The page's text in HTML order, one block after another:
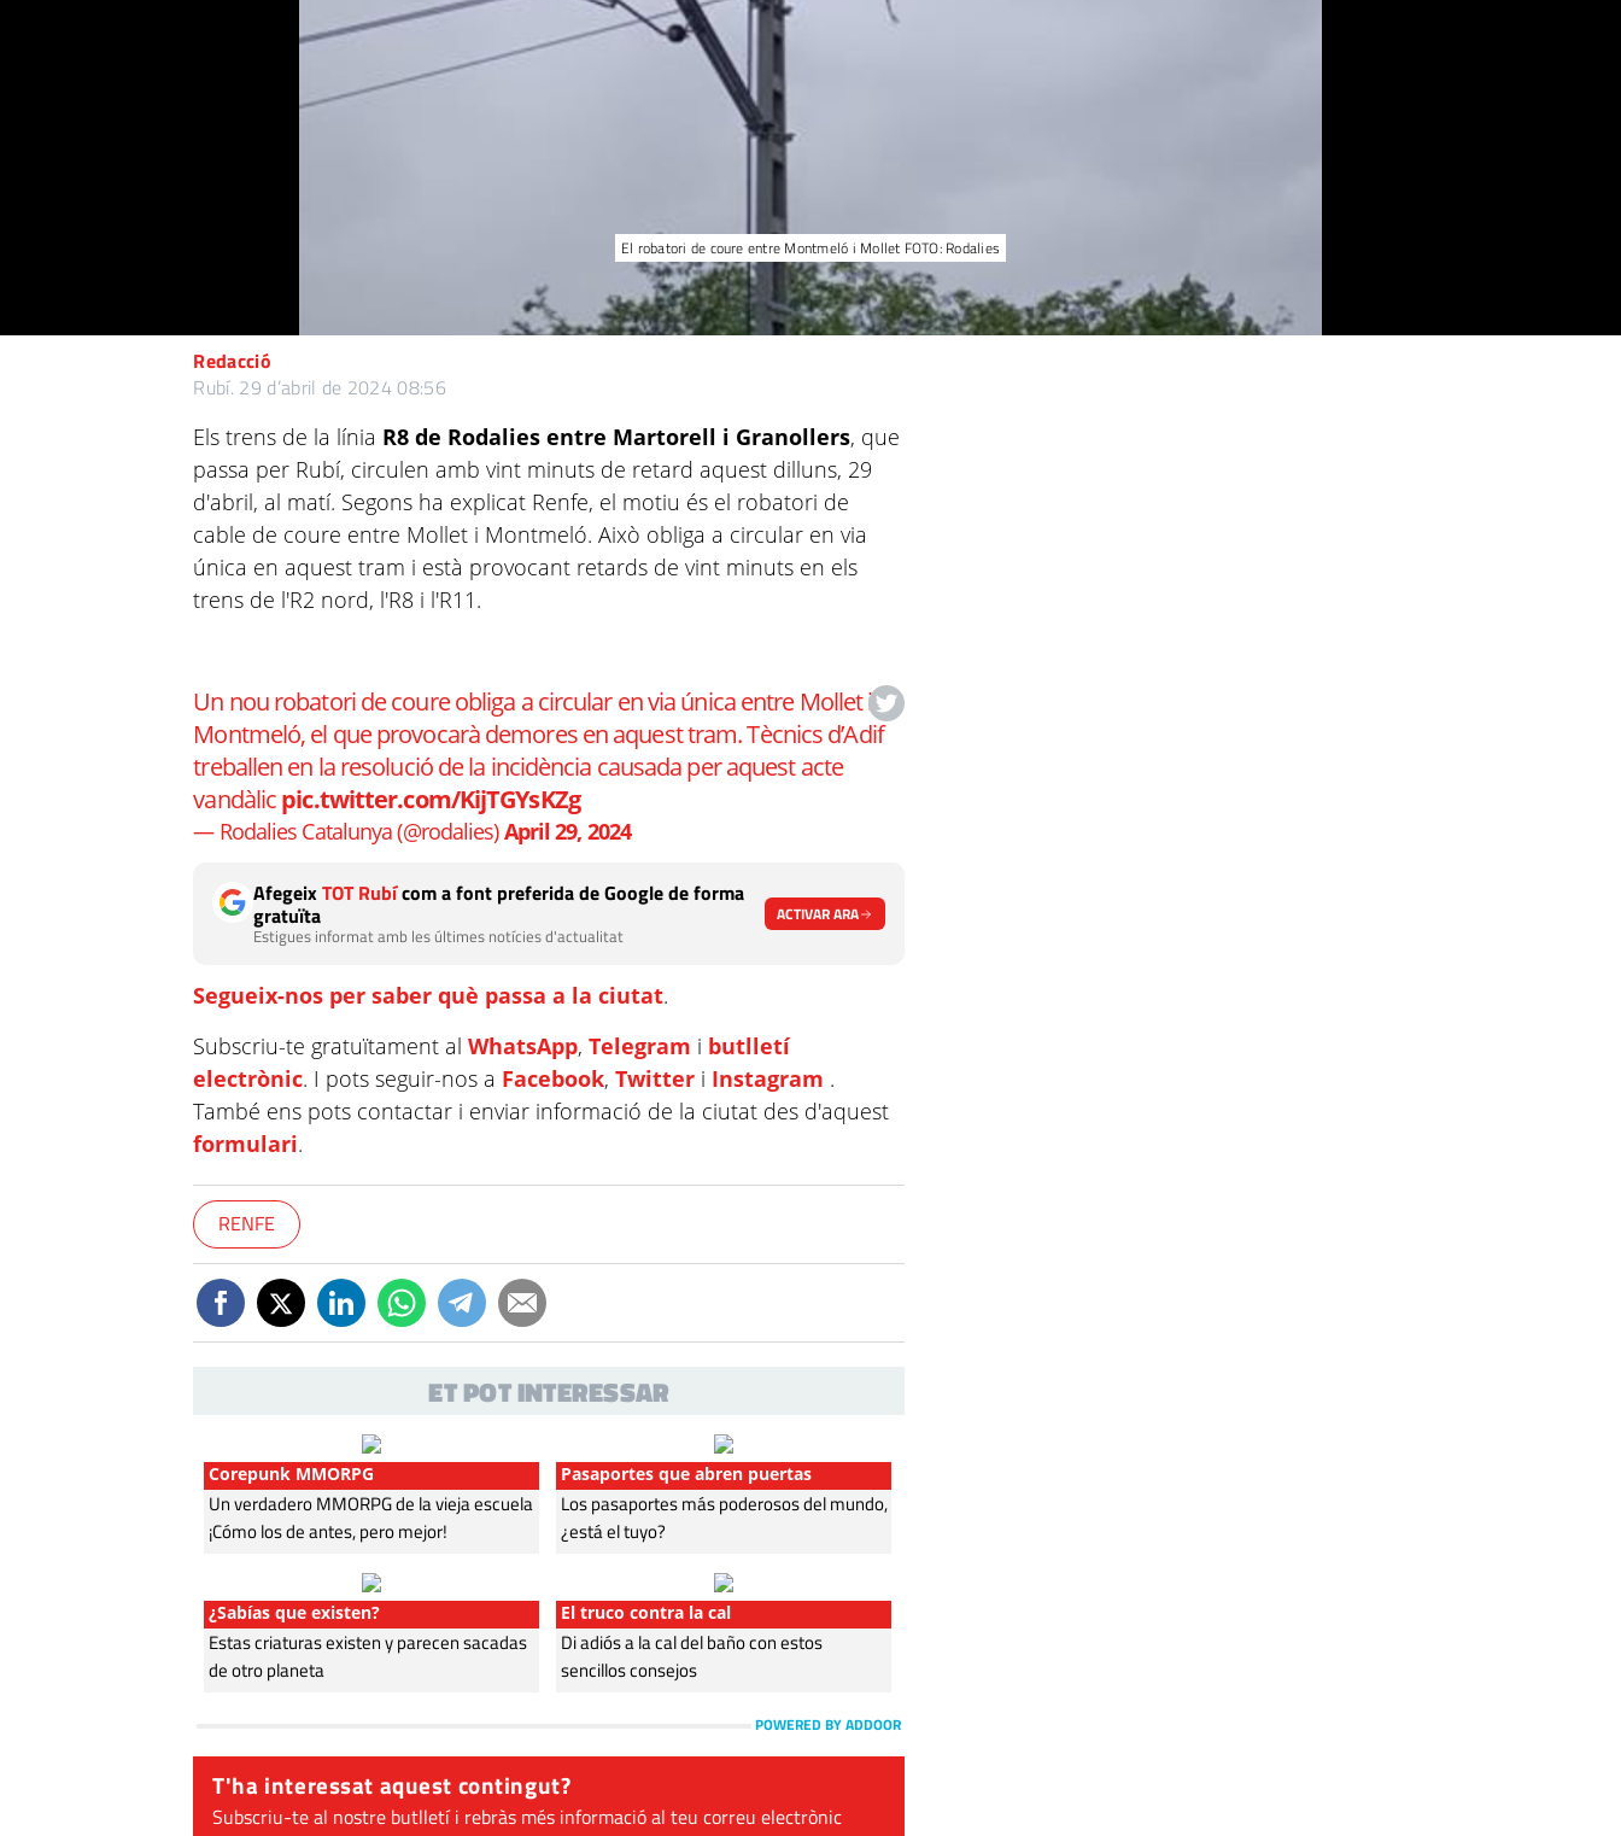
El robatori de coure entre Montmeló i Mollet FOTO: Rodalies
Redacció
Rubí. 29 d’abril de 2024 08:56
Els trens de la línia R8 de Rodalies entre Martorell i Granollers, que
passa per Rubí, circulen amb vint minuts de retard aquest dilluns, 29
d'abril, al matí. Segons ha explicat Renfe, el motiu és el robatori de
cable de coure entre Mollet i Montmeló. Això obliga a circular en via
única en aquest tram i està provocant retards de vint minuts en els
trens de l'R2 nord, l'R8 i l'R11.
Un nou robatori de coure obliga a circular en via única entre Mollet i
Montmeló, el que provocarà demores en aquest tram. Tècnics d’Adif
treballen en la resolució de la incidència causada per aquest acte
vandàlicpic.twitter.com/KijTGYsKZg
— Rodalies Catalunya (@rodalies)April 29, 2024
AfegeixTOT Rubícom a font preferida de Google de forma
gratuïta
Estigues informat amb les últimes notícies d'actualitat
ACTIVAR ARA
Segueix-nos per saber què passa a la ciutat.
Subscriu-te gratuïtament alWhatsApp,Telegram i butlletí
electrònic. I pots seguir-nos a Facebook,Twitter i Instagram .
També ens pots contactar i enviar informació de la ciutat des d'aquest
formulari.
RENFE
ET POT INTERESSAR
Corepunk MMORPG
Un verdadero MMORPG de la vieja escuela
¡Cómo los de antes, pero mejor!
Pasaportes que abren puertas
Los pasaportes más poderosos del mundo,
¿está el tuyo?
¿Sabías que existen?
Estas criaturas existen y parecen sacadas
de otro planeta
El truco contra la cal
Di adiós a la cal del baño con estos
sencillos consejos
POWERED BY ADDOOR
T'ha interessat aquest contingut?
Subscriu-te al nostre butlletí i rebràs més informació al teu correu electrònic